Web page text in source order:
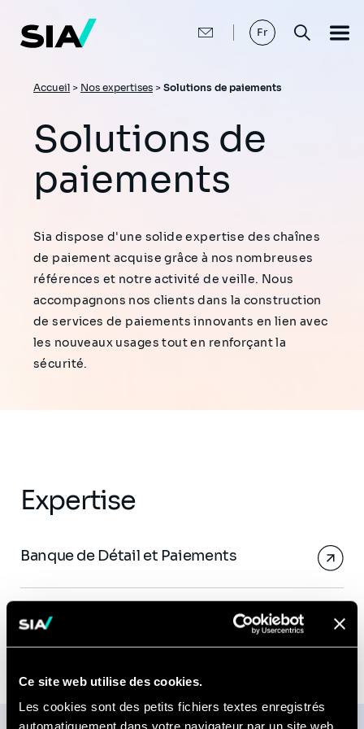
Ce site web utilise des cookies.
Les cookies sont des petits fichiers textes enregistrés
automatiquement dans votre navigateur par un site web
contenu
principal
Fr
Fil
Accueil > Nos expertises > Solutions de paiements
Solutions de
paiements
Sia dispose d'une solide expertise des chaînes
de paiement acquise grâce à nos nombreuses
références et notre activité de veille. Nous
accompagnons nos clients dans la construction
de services de paiements innovants en lien avec
les nouveaux usages tout en renforçant la
sécurité.
Expertise
Banque de Détail et Paiements